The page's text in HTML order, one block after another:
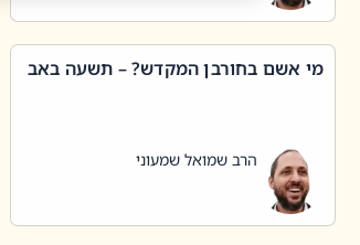
מי אשם בחורבן המקדש? – תשעה באב
הרב שמואל שמעוני